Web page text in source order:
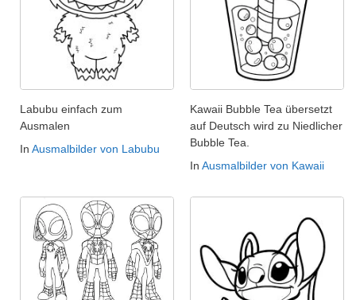
Labubu einfach zum
Ausmalen
In Ausmalbilder von Labubu
Kawaii Bubble Tea übersetzt
auf Deutsch wird zu Niedlicher
Bubble Tea.
In Ausmalbilder von Kawaii